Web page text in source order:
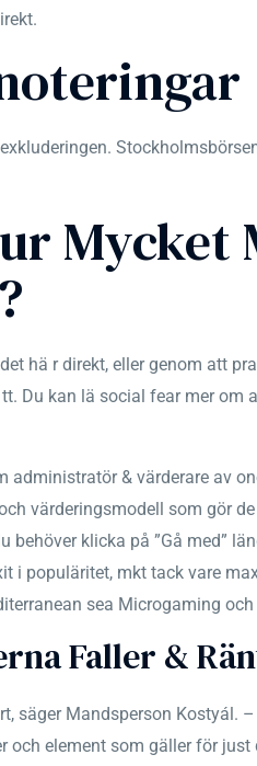
Mycket
hä r direkt, eller genom att
Du kan lä social fear mer om
& värderare av
värderingsmodell som gör
klicka på ”Gå med”
i populäritet, mkt tack vare
sea Microgaming
Faller &
säger Mandsperson Kostyál.
och element som gäller för